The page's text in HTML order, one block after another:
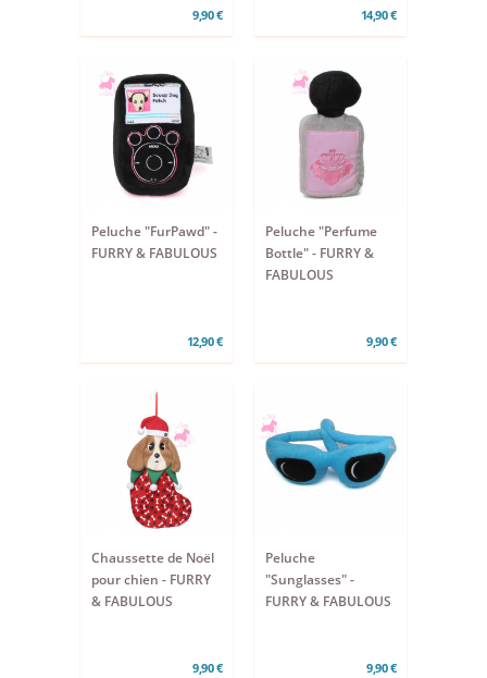
9,90 € 14,90 €
Peluche "FurPawd" -
FURRY & FABULOUS
12,90 €
Peluche "Perfume
Bottle" - FURRY &
FABULOUS
9,90 €
Chaussette de Noël
pour chien - FURRY
& FABULOUS
9,90 €
Peluche
"Sunglasses" -
FURRY & FABULOUS
9,90 €